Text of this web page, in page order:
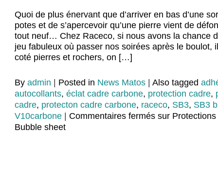
Quoi de plus énervant que d’arriver en bas d’une
potes et de s’apercevoir qu’une pierre vient de
tout neuf… Chez Raceco, si nous avons la chance
jeu fabuleux où passer nos soirées après le boulot,
coté pierres et rochers, on […]
By admin Posted in News Matos Also tagged
autocollants, éclat cadre carbone, protection cadre,
cadre, protecton cadre carbone, raceco, SB3, SB3
V10carbone
Commentaires fermés sur
Bubble sheet